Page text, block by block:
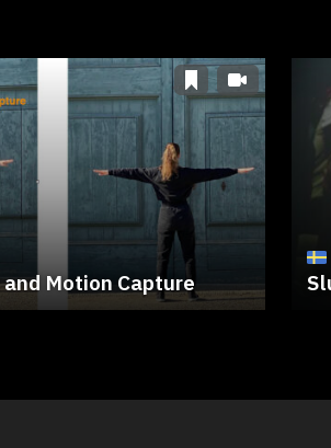
Motion Capture